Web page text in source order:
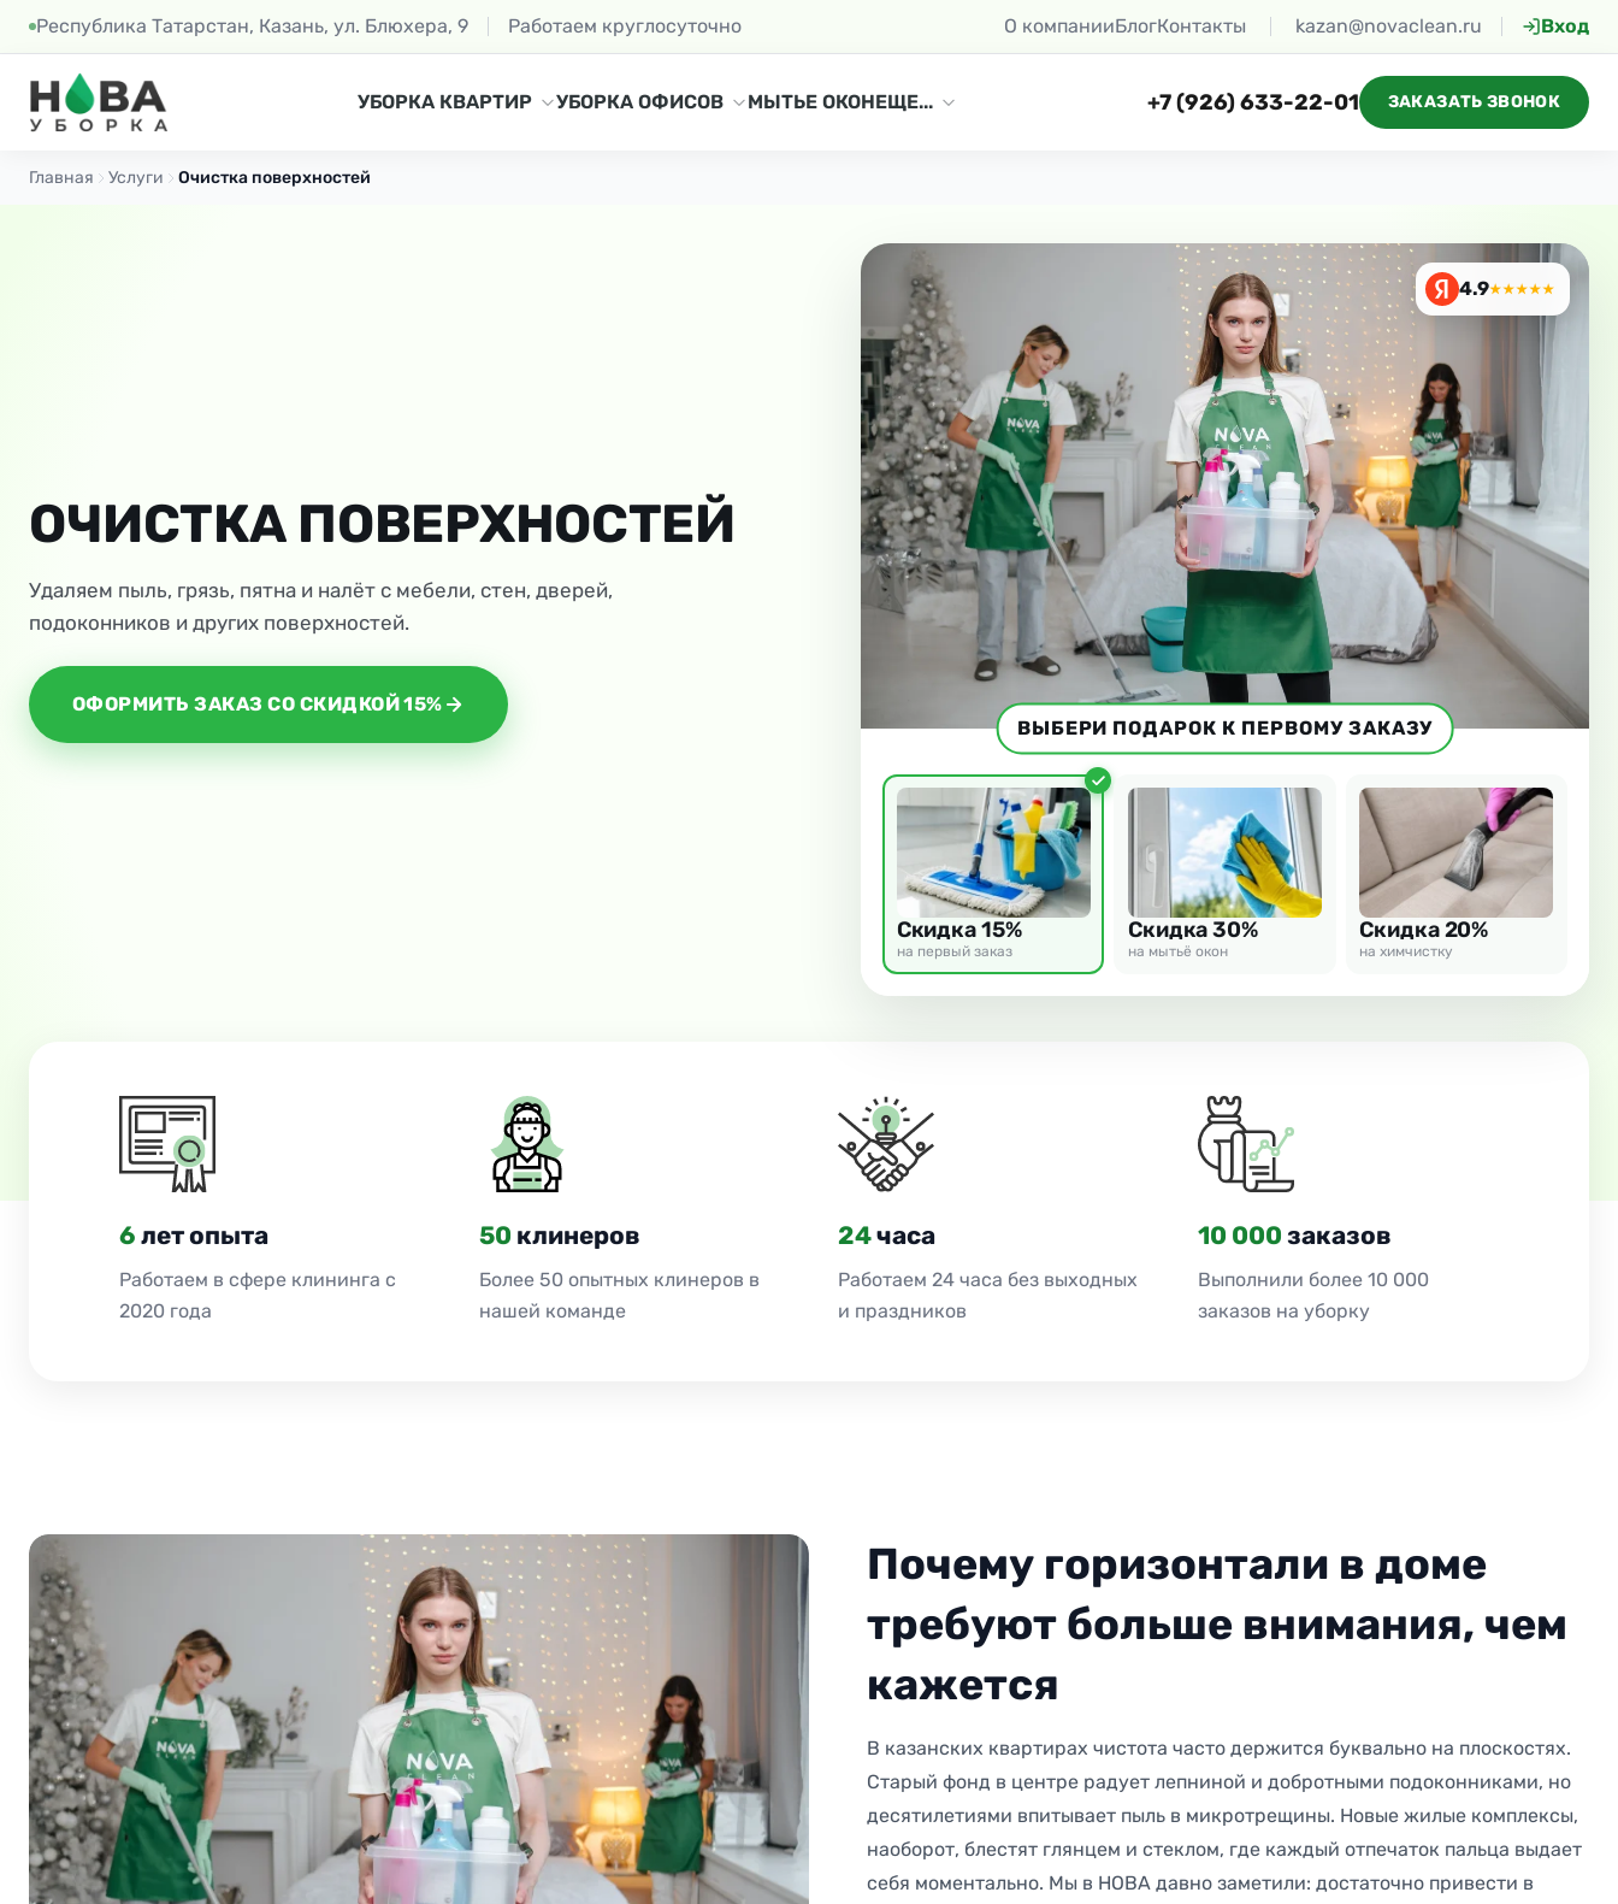
Республика Татарстан, Казань, ул. Блюхера, 9 Работаем круглосуточно О компанииБлогКонтакты kazan@novaclean.ru Вход
УБОРКА КВАРТИР УБОРКА ОФИСОВ МЫТЬЕ ОКОНЕЩЕ... +7 (926) 633-22-01 ЗАКАЗАТЬ ЗВОНОК
Главная Услуги Очистка поверхностей
ОЧИСТКА ПОВЕРХНОСТЕЙ
Удаляем пыль, грязь, пятна и налёт с мебели, стен, дверей,
подоконников и других поверхностей.
ОФОРМИТЬ ЗАКАЗ СО СКИДКОЙ 15%
4.9★★★★★
ВЫБЕРИ ПОДАРОК К ПЕРВОМУ ЗАКАЗУ
Скидка 15%
на первый заказ
Скидка 30%
на мытьё окон
Скидка 20%
на химчистку
6 лет опыта
Работаем в сфере клининга с
2020 года
50 клинеров
Более 50 опытных клинеров в
нашей команде
24часа
Работаем 24 часа без выходных
и праздников
10 000 заказов
Выполнили более 10 000
заказов на уборку
Почему горизонтали в доме
требуют больше внимания, чем
кажется
В казанских квартирах чистота часто держится буквально на плоскостях.
Старый фонд в центре радует лепниной и добротными подоконниками, но
десятилетиями впитывает пыль в микротрещины. Новые жилые комплексы,
наоборот, блестят глянцем и стеклом, где каждый отпечаток пальца выдает
себя моментально. Мы в НОВА давно заметили: достаточно привести в